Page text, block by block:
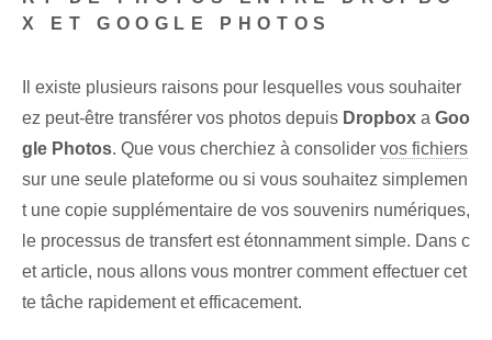
X ET GOOGLE PHOTOS
Il existe plusieurs raisons pour lesquelles vous souhaiter
ez peut-être transférer vos photos depuis Dropbox a Goo
gle Photos. ⁤Que vous cherchiez à consolider vos fichiers
sur une seule plateforme ou si vous souhaitez simplemen
t une copie supplémentaire de vos souvenirs numériques,
le processus de transfert est étonnamment simple. Dans c
et article, nous allons vous montrer comment effectuer cet
te tâche rapidement et efficacement.